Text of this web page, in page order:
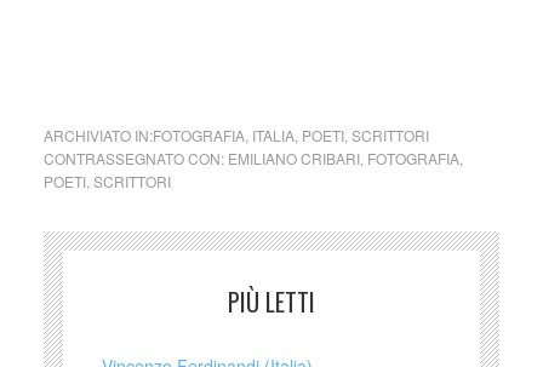
ARCHIVIATO IN:FOTOGRAFIA, ITALIA, POETI, SCRITTORI
CONTRASSEGNATO CON: EMILIANO CRIBARI, FOTOGRAFIA,
POETI, SCRITTORI
PIÙ LETTI